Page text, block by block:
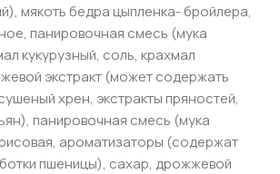
мякоть бедра цыпленка- бройлера,
панировочная смесь (мука
кукурузный, соль, крахмал
экстракт (может содержать
хрен, экстракты пряностей,
панировочная смесь (мука
ароматизаторы (содержат
пшеницы), сахар, дрожжевой